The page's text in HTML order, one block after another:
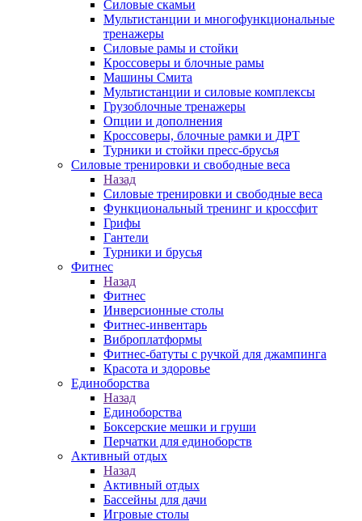
Силовые скамьи
Мультистанции и многофункциональные
тренажеры
Силовые рамы и стойки
Кроссоверы и блочные рамы
Машины Смита
Мультистанции и силовые комплексы
Грузоблочные тренажеры
Опции и дополнения
Кроссоверы, блочные рамки и ДРТ
Турники и стойки пресс-брусья
Силовые тренировки и свободные веса
Назад
Силовые тренировки и свободные веса
Функциональный тренинг и кроссфит
Грифы
Гантели
Турники и брусья
Фитнес
Назад
Фитнес
Инверсионные столы
Фитнес-инвентарь
Виброплатформы
Фитнес-батуты с ручкой для джампинга
Красота и здоровье
Единоборства
Назад
Единоборства
Боксерские мешки и груши
Перчатки для единоборств
Активный отдых
Назад
Активный отдых
Бассейны для дачи
Игровые столы